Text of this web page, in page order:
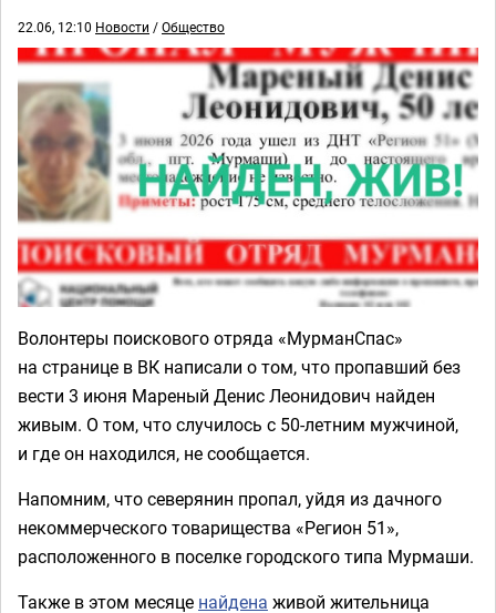
22.06, 12:10 Новости /Общество
Волонтеры поискового отряда «МурманСпас»
на странице в ВК написали о том, что пропавший без
вести 3 июня Мареный Денис Леонидович найден
живым. О том, что случилось с 50-летним мужчиной,
и где он находился, не сообщается.
Напомним, что северянин пропал, уйдя из дачного
некоммерческого товарищества «Регион 51»,
расположенного в поселке городского типа Мурмаши.
Также в этом месяце найдена живой жительница